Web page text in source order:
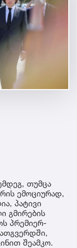
თუმცა
ემოციურად,
პატივი
გმირების
პრემიერ-
შეამკო.